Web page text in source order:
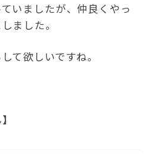
いましたが、仲良くやっ
ました。
て欲しいですね。